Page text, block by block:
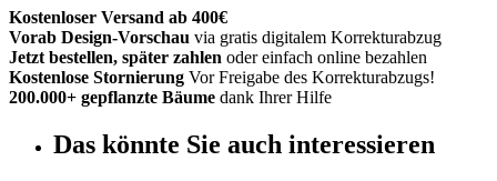
Kostenloser Versand ab 400€
Vorab Design-Vorschau via gratis digitalem Korrekturabzug
Jetzt bestellen, später zahlen oder einfach online bezahlen
Kostenlose Stornierung Vor Freigabe des Korrekturabzugs!
200.000+ gepflanzte Bäume dank Ihrer Hilfe
Das könnte Sie auch interessieren